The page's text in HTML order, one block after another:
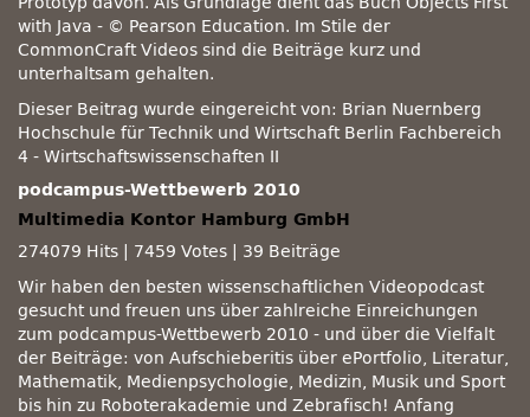
with Java - © Pearson Education. Im Stile der
CommonCraft Videos sind die Beiträge kurz und
unterhaltsam gehalten.
Dieser Beitrag wurde eingereicht von: Brian Nuernberg
Hochschule für Technik und Wirtschaft Berlin Fachbereich
4 - Wirtschaftswissenschaften II
podcampus-Wettbewerb 2010
Multimedia Kontor Hamburg GmbH
274079 Hits
7459 Votes
39 Beiträge
Wir haben den besten wissenschaftlichen Videopodcast
gesucht und freuen uns über zahlreiche Einreichungen
zum podcampus-Wettbewerb 2010 - und über die Vielfalt
der Beiträge: von Aufschieberitis über ePortfolio, Literatur,
Mathematik, Medienpsychologie, Medizin, Musik und Sport
bis hin zu Roboterakademie und Zebrafisch! Anfang